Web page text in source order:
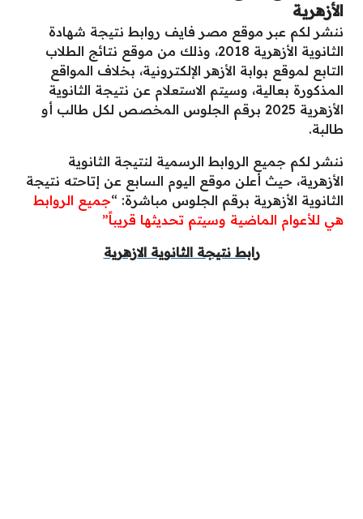
الأزهرية
ننشر لكم عبر موقع مصر فايف روابط نتيجة شهادة
الثانوية الأزهرية 2018، وذلك من موقع نتائج الطلاب
التابع لموقع بوابة الأزهر الإلكترونية، بخلاف المواقع
المذكورة بعالية، وسيتم الاستعلام عن نتيجة الثانوية
الأزهرية 2025 برقم الجلوس المخصص لكل طالب أو
طالبة.
ننشر لكم جميع الروابط الرسمية لنتيجة الثانوية
الأزهرية، حيث أعلن موقع اليوم السابع عن إتاحته نتيجة
الثانوية الأزهرية برقم الجلوس مباشرة: “جميع الروابط
هي للأعوام الماضية وسيتم تحديثها قريباً”
رابط نتيجة الثانوية الازهرية